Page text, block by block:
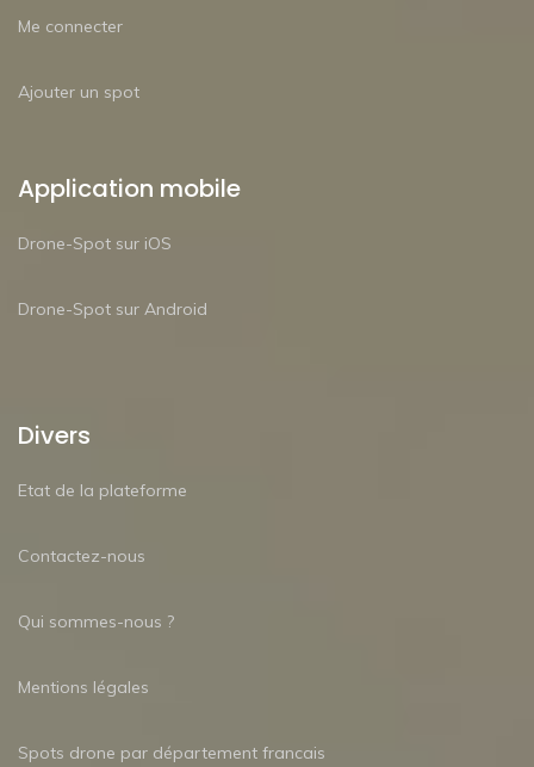
Me connecter
Ajouter un spot
Application mobile
Drone-Spot sur iOS
Drone-Spot sur Android
Divers
Etat de la plateforme
Contactez-nous
Qui sommes-nous ?
Mentions légales
Spots drone par département francais